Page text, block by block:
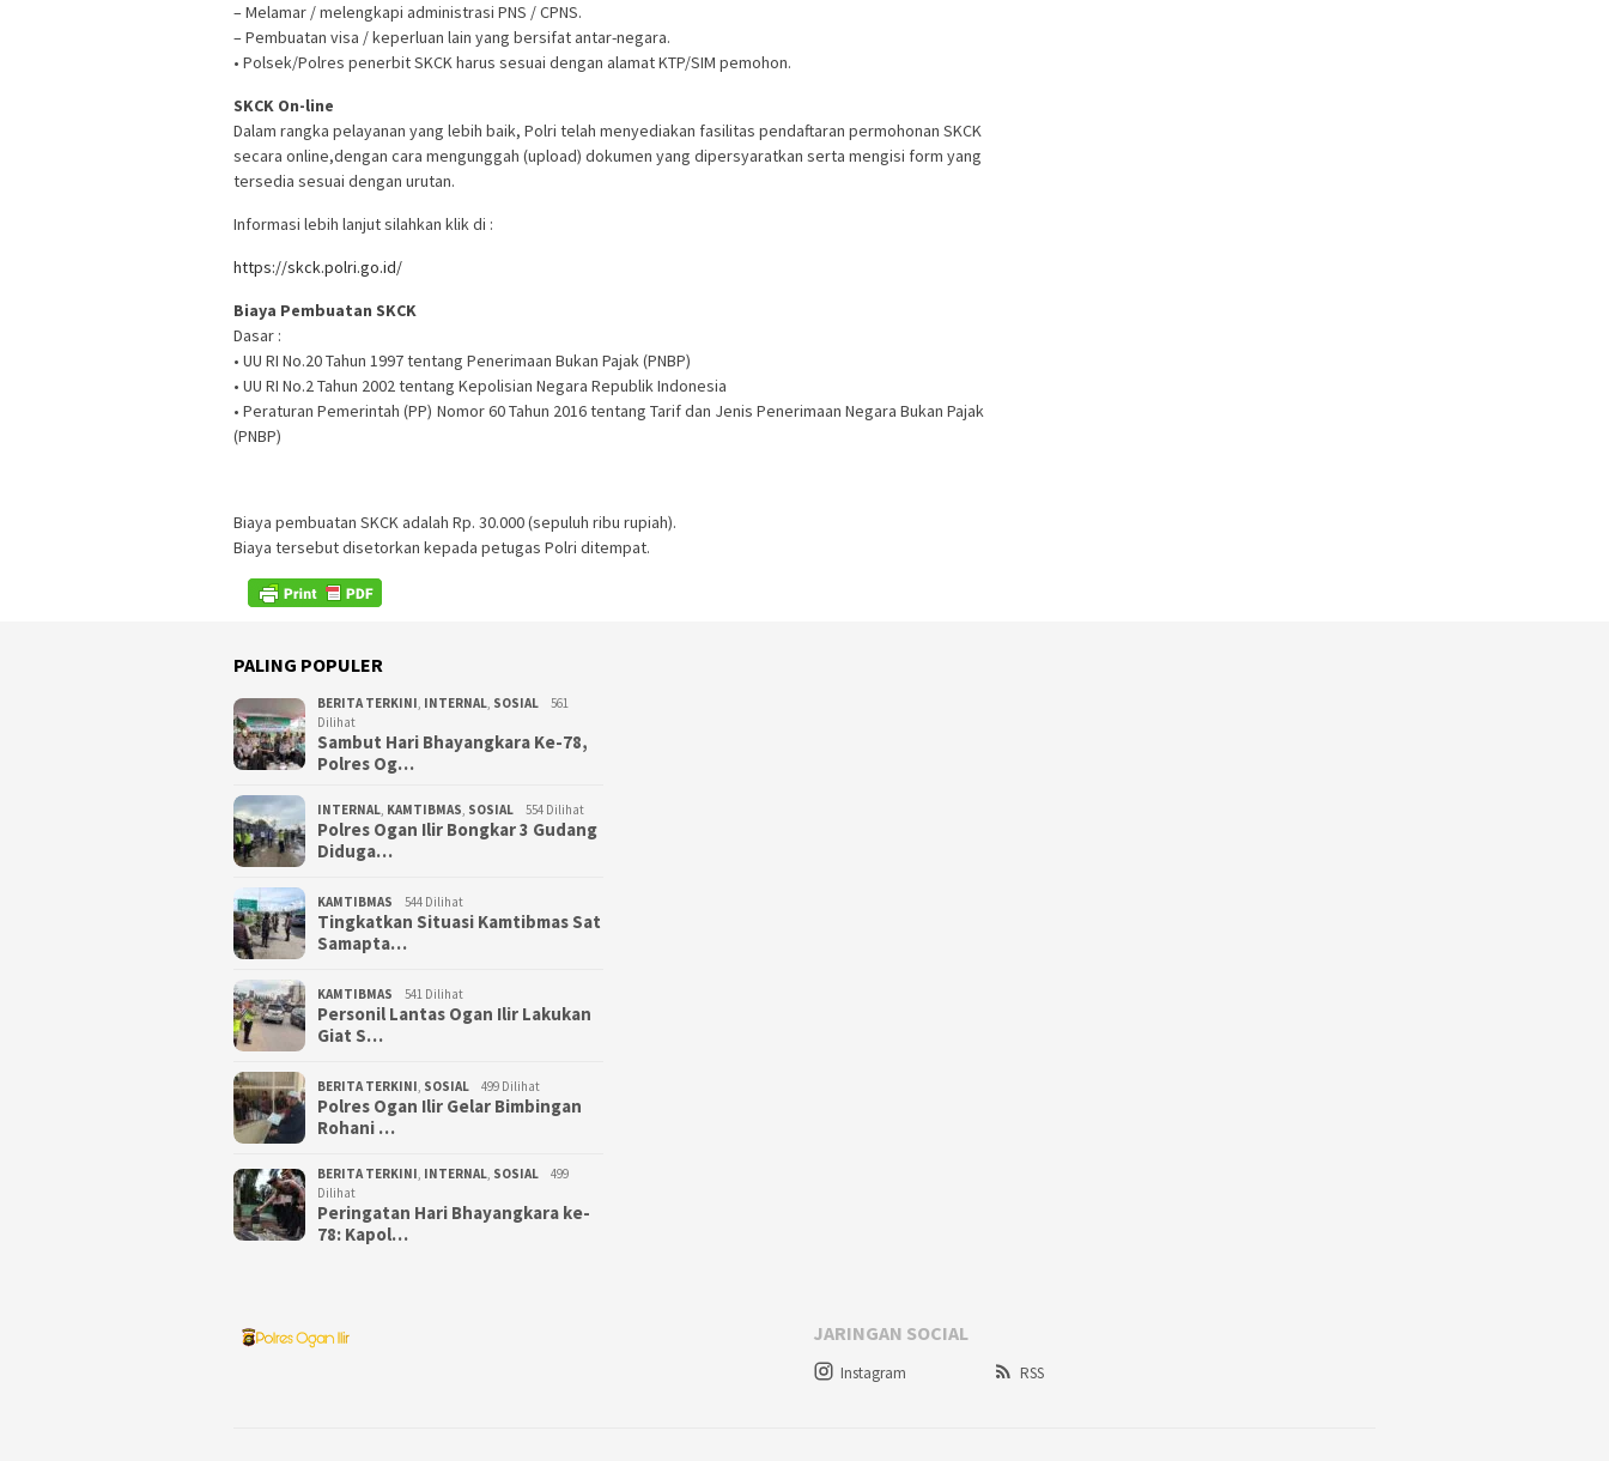
– Melamar / melengkapi administrasi PNS / CPNS.
– Pembuatan visa / keperluan lain yang bersifat antar-negara.
• Polsek/Polres penerbit SKCK harus sesuai dengan alamat KTP/SIM pemohon.
SKCK On-line
Dalam rangka pelayanan yang lebih baik, Polri telah menyediakan fasilitas pendaftaran permohonan SKCK
secara online,dengan cara mengunggah (upload) dokumen yang dipersyaratkan serta mengisi form yang
tersedia sesuai dengan urutan.
Informasi lebih lanjut silahkan klik di :
https://skck.polri.go.id/
Biaya Pembuatan SKCK
Dasar :
• UU RI No.20 Tahun 1997 tentang Penerimaan Bukan Pajak (PNBP)
• UU RI No.2 Tahun 2002 tentang Kepolisian Negara Republik Indonesia
• Peraturan Pemerintah (PP) Nomor 60 Tahun 2016 tentang Tarif dan Jenis Penerimaan Negara Bukan Pajak
(PNBP)
Biaya pembuatan SKCK adalah Rp. 30.000 (sepuluh ribu rupiah).
Biaya tersebut disetorkan kepada petugas Polri ditempat.
PALING POPULER
BERITA TERKINI, INTERNAL, SOSIAL
561
Dilihat
Sambut Hari Bhayangkara Ke-78,
Polres Og…
INTERNAL, KAMTIBMAS, SOSIAL 554 Dilihat
Polres Ogan Ilir Bongkar 3 Gudang
Diduga…
KAMTIBMAS 544 Dilihat
Tingkatkan Situasi Kamtibmas Sat
Samapta…
KAMTIBMAS 541 Dilihat
Personil Lantas Ogan Ilir Lakukan
Giat S…
BERITA TERKINI, SOSIAL 499 Dilihat
Polres Ogan Ilir Gelar Bimbingan
Rohani …
BERITA TERKINI, INTERNAL, SOSIAL
499
Dilihat
Peringatan Hari Bhayangkara ke-
78: Kapol…
JARINGAN SOCIAL
Instagram RSS